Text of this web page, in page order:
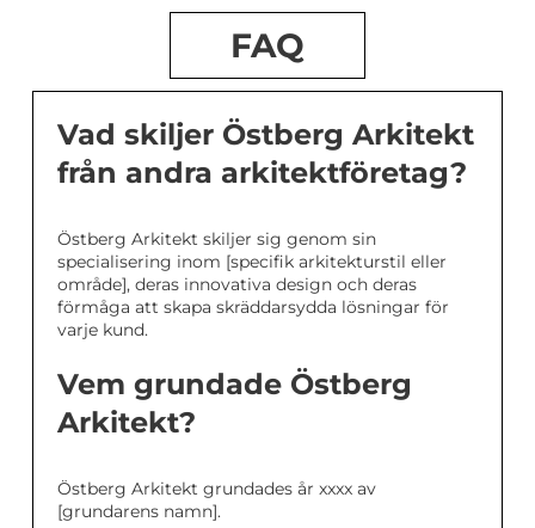
FAQ
Vad skiljer Östberg Arkitekt
från andra arkitektföretag?
Östberg Arkitekt skiljer sig genom sin
specialisering inom [specifik arkitekturstil eller
område], deras innovativa design och deras
förmåga att skapa skräddarsydda lösningar för
varje kund.
Vem grundade Östberg
Arkitekt?
Östberg Arkitekt grundades år xxxx av
[grundarens namn].